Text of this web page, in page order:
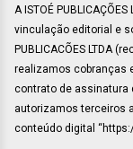
A ISTOÉ
vinculação editorial e
PUBLICACÕES LTDA
realizamos cobranças
contrato de assinatura
autorizamos terceiros
conteúdo digital